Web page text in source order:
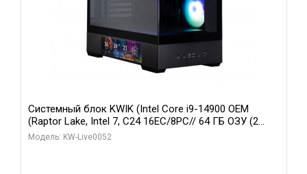
Системный блок KWIK (Intel Core i9-14900 OEM
(Raptor Lake, Intel 7, C24 16EC/8PC// 64 ГБ ОЗУ (2
модуля)/ Palit RTX5080 GAMINGPRO OC 16GB GDDR7
Модель: KW-Live0052